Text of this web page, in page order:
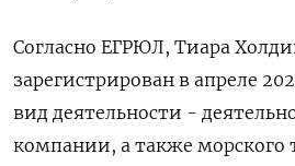
Согласно ЕГРЮЛ, Тиара
зарегистрирован в апреле
вид деятельности -
компании, а также морского